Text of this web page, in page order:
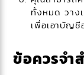
ทั้งหมด วาง
เพื่อเอาบัญชี
ข้อควรจำ